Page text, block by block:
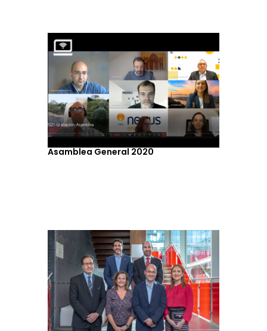
Asamblea General 2020